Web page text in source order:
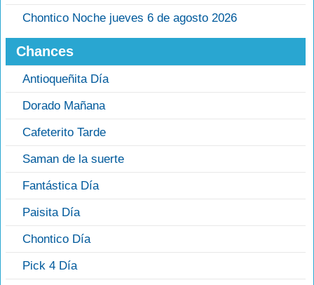
Chontico Noche jueves 6 de agosto 2026
Chances
Antioqueñita Día
Dorado Mañana
Cafeterito Tarde
Saman de la suerte
Fantástica Día
Paisita Día
Chontico Día
Pick 4 Día